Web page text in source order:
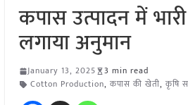
कपास उत्पादन में
लगाया अनुमान
January 13, 2025
3 min read
Cotton Production, कपास की खेती, कृषि